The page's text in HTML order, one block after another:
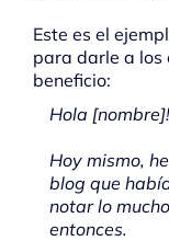
Este es el
para darle a los
beneficio:
Hola [nombre]!
Hoy mismo,
blog que
notar lo
entonces.